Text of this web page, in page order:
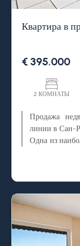
Квартира в
€ 395.000
2 КОМНАТЫ
Продажа
линии в Сан-
Одна из
песенному
рестораны,
продается
шикарным
Лигурия.